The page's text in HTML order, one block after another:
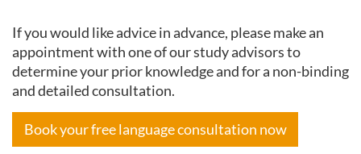
If you would like advice in advance, please make an
appointment with one of our study advisors to
determine your prior knowledge and for a non-binding
and detailed consultation.
Book your free language consultation now